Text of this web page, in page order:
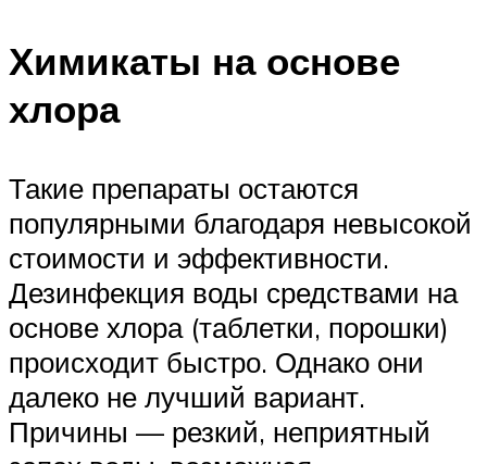
Химикаты на основе
хлора
Такие препараты остаются
популярными благодаря невысокой
стоимости и эффективности.
Дезинфекция воды средствами на
основе хлора (таблетки, порошки)
происходит быстро. Однако они
далеко не лучший вариант.
Причины — резкий, неприятный